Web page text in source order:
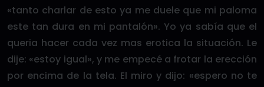
«tanto charlar de esto ya me duele que mi paloma
este tan dura en mi pantalón». Yo ya sabía que el
queria hacer cada vez mas erotica la situación. Le
dije: «estoy igual», y me empecé a frotar la erección
por encima de la tela. El miro y dijo: «espero no te